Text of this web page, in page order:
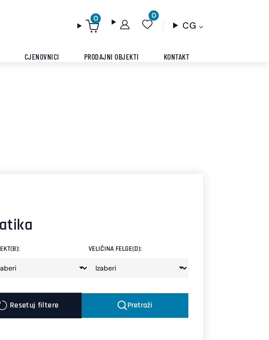
0 0
CG
CJENOVNICI PRODAJNI OBJEKTI KONTAKT
VELIČINA FELGE(D):
Resetuj filtere Pretraži